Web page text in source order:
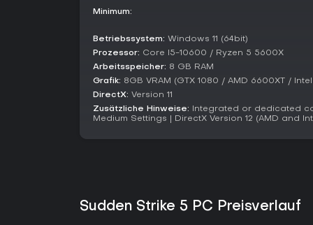
Minimum:
Betriebssystem: Windows 11 (64bit)
Prozessor: Core I5-10600 / Ryzen 5 5600X
Arbeitsspeicher: 8 GB RAM
Grafik: 8GB VRAM (GTX 1080 / AMD 6600XT / Intel
DirectX: Version 11
Zusätzliche Hinweise: Integrated or dedicated
Medium Settings | DirectX Version 12 (AMD and
Sudden Strike 5 PC Preisverlauf